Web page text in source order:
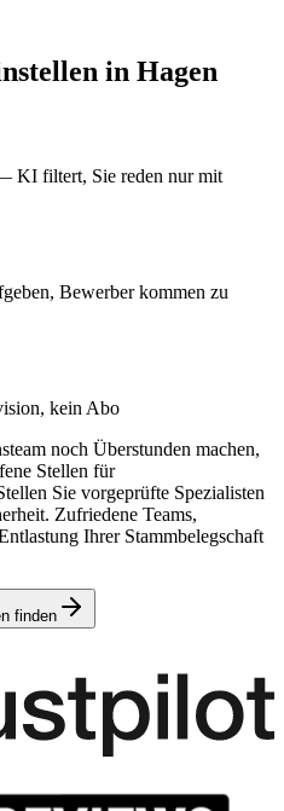
in Hagen
KI filtert, Sie reden nur mit
Bewerber kommen zu
kein Abo
noch Überstunden machen,
Stellen für
Sie vorgeprüfte Spezialisten
Zufriedene Teams,
Ihrer Stammbelegschaft
finden